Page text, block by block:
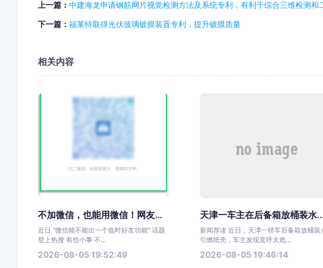
上一篇： 中建海龙申请钢筋网片视觉检测方法及系统专利，有利于综合三维检测
下一篇： 福莱特取得光伏玻璃镀膜装置专利，提升镀膜质量
相关内容
不加微信，也能用微信！网友...
近日 “微信能不能出一个临时好友功能” 话题
登上热搜 有些小事 不...
2026-08-05 19:52:49
天津一车主在后备箱放桶装水
新闻荐读 近日，天津一轿车后备箱放桶装
引燃纸壳，车主发现直呼太危...
2026-08-05 19:46:14